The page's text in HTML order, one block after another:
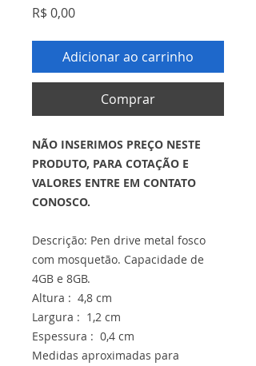
R$ 0,00Preço
Adicionar ao carrinho
Comprar
NÃO INSERIMOS PREÇO NESTE
PRODUTO, PARA COTAÇÃO E
VALORES ENTRE EM CONTATO
CONOSCO.
Descrição: Pen drive metal fosco
com mosquetão. Capacidade de
4GB e 8GB.
Altura : 4,8 cm
Largura : 1,2 cm
Espessura : 0,4 cm
Medidas aproximadas para